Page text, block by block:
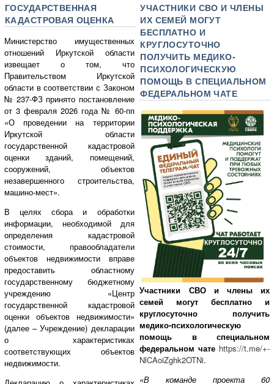
ГОСУДАРСТВЕННАЯ
КАДАСТРОВАЯ ОЦЕНКА
Министерство имущественных
отношений Иркутской области
извещает о том, что
Правительством Иркутской
области в соответствии с Законом
№ 237-ФЗ принято постановление
от 3 февраля 2026 года № 60-пп
«О проведении на территории
Иркутской области
государственной кадастровой
оценки зданий, помещений,
сооружений, объектов
незавершенного строительства,
машино-мест».
В целях сбора и обработки
информации, необходимой для
определения кадастровой
стоимости, правообладатели
объектов недвижимости вправе
предоставить областному
государственному бюджетному
учреждению «Центр
государственной кадастровой
оценки объектов недвижимости»
(далее – Учреждение) декларации
о характеристиках
соответствующих объектов
недвижимости.
УЧАСТНИКИ СВО И ЧЛЕНЫ
ИХ СЕМЕЙ МОГУТ
БЕСПЛАТНО И
КРУГЛОСУТОЧНО
ПОЛУЧИТЬ МЕДИКО-
ПСИХОЛОГИЧЕСКУЮ
ПОМОЩЬ В СПЕЦИАЛЬНОМ
ФЕДЕРАЛЬНОМ ЧАТЕ
Участники СВО и члены их
семей могут бесплатно и
круглосуточно получить
медико-психологическую
помощь в специальном
федеральном чате https://t.me/+-
NlCAoiZghk2OTNi.
«В команде проекта 60